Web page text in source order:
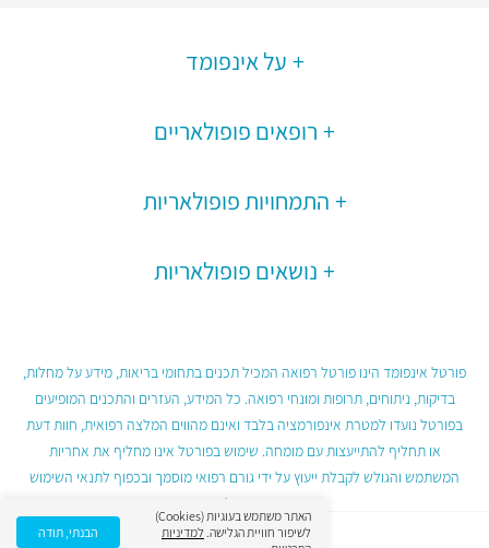
על אינפומד
רופאים פופולאריים
התמחויות פופולאריות
נושאים פופולאריות
פורטל אינפומד הינו פורטל רפואה המכיל תכנים בתחומי בריאות, מידע על מחלות,
בדיקות, ניתוחים, תרופות ומונחי רפואה. כל המידע, העזרים והתכנים המופיעים
בפורטל נועדו למטרת אינפורמציה בלבד ואינם מהווים המלצה רפואית, חוות דעת
או תחליף להתייעצות עם מומחה. שימוש בפורטל אינו מחליף את אחריות
המשתמש והגולש לקבלת ייעוץ על ידי גורם רפואי מוסמך ובכפוף לתנאי השימוש
בפורטל.
האתר משתמש בעוגיות (Cookies)
לשיפור חוויית הגלישה. למדיניות
הבנתי, תודה